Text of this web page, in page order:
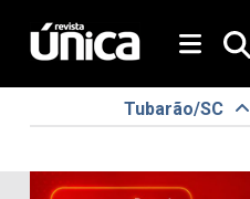
Tubarão/SC